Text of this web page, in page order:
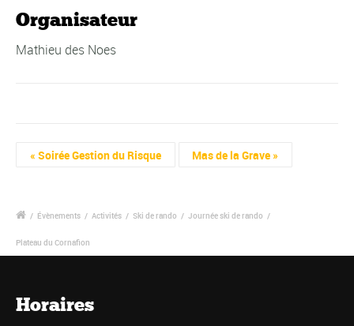
Organisateur
Mathieu des Noes
Navigation
« Soirée Gestion du Risque Mas de la Grave »
/ Évènements / Activités / Ski de rando / Journée ski de rando /
Plateau du Cornafion
Horaires